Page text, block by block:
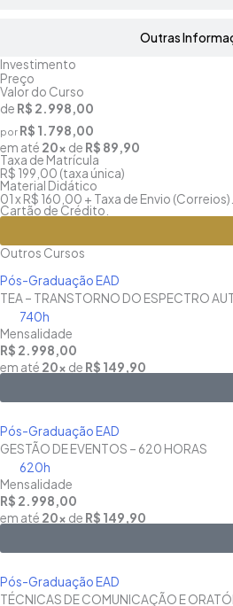
Outras
Investimento
Preço
Valor do Curso
de R$ 2.998,00
por R$ 1.798,00
em até 20x de R$ 89,90
Taxa de Matrícula
R$ 199,00 (taxa única)
Material Didático
01 x R$ 160,00 + Taxa de Envio
Cartão de Crédito.
Outros Cursos
Pós-Graduação EAD
TEA – TRANSTORNO DO ESPECTRO
740h
Mensalidade
R$ 2.998,00
em até 20x de R$ 149,90
Pós-Graduação EAD
GESTÃO DE EVENTOS – 620 HORAS
620h
Mensalidade
R$ 2.998,00
em até 20x de R$ 149,90
Pós-Graduação EAD
TÉCNICAS DE COMUNICAÇÃO E